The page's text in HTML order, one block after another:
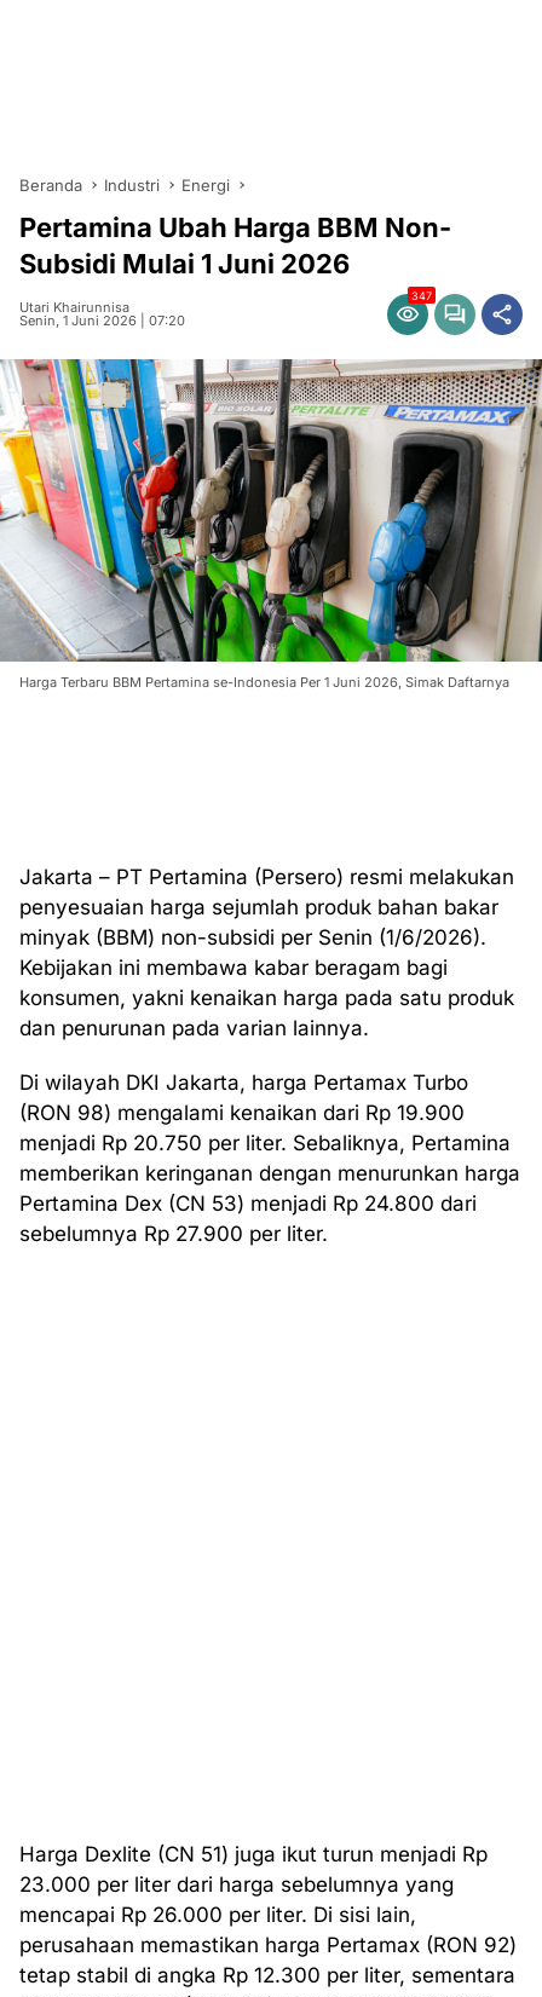
Beranda Industri Energi
Pertamina Ubah Harga BBM Non-
Subsidi Mulai 1 Juni 2026
Utari Khairunnisa
Senin, 1 Juni 2026 | 07:20
347
Harga Terbaru BBM Pertamina se-Indonesia Per 1 Juni 2026, Simak Daftarnya
Jakarta – PT Pertamina (Persero) resmi melakukan
penyesuaian harga sejumlah produk bahan bakar
minyak (BBM) non-subsidi per Senin (1/6/2026).
Kebijakan ini membawa kabar beragam bagi
konsumen, yakni kenaikan harga pada satu produk
dan penurunan pada varian lainnya.
Di wilayah DKI Jakarta, harga Pertamax Turbo
(RON 98) mengalami kenaikan dari Rp 19.900
menjadi Rp 20.750 per liter. Sebaliknya, Pertamina
memberikan keringanan dengan menurunkan harga
Pertamina Dex (CN 53) menjadi Rp 24.800 dari
sebelumnya Rp 27.900 per liter.
Harga Dexlite (CN 51) juga ikut turun menjadi Rp
23.000 per liter dari harga sebelumnya yang
mencapai Rp 26.000 per liter. Di sisi lain,
perusahaan memastikan harga Pertamax (RON 92)
tetap stabil di angka Rp 12.300 per liter, sementara